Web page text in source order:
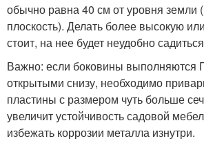
обычно равна 40 см от уровня земли
плоскость). Делать более высокую
стоит, на нее будет неудобно
Важно: если боковины выполняются
открытыми снизу, необходимо
пластины с размером чуть больше
увеличит устойчивость садовой
избежать коррозии металла изнутри.